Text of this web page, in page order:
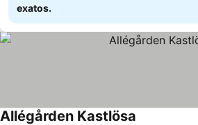
exatos.
Allégården Kastlösa